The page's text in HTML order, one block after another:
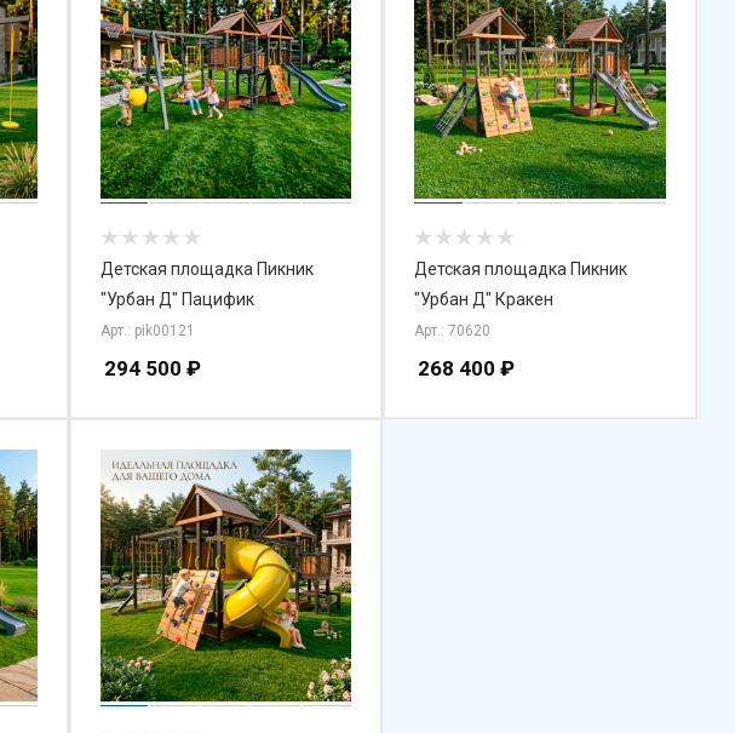
Детская площадка Пикник
"Урбан Д" Пацифик
Арт.: pik00121
294 500 ₽
Детская площадка Пикник
"Урбан Д" Кракен
Арт.: 70620
268 400 ₽